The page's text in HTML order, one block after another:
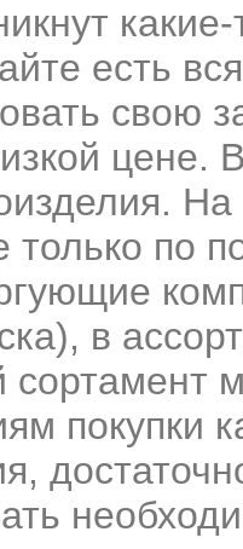
есть
свою
цене.
только по
в
сортамент
покупки